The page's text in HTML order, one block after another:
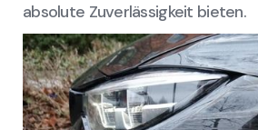
absolute Zuverlässigkeit bieten.